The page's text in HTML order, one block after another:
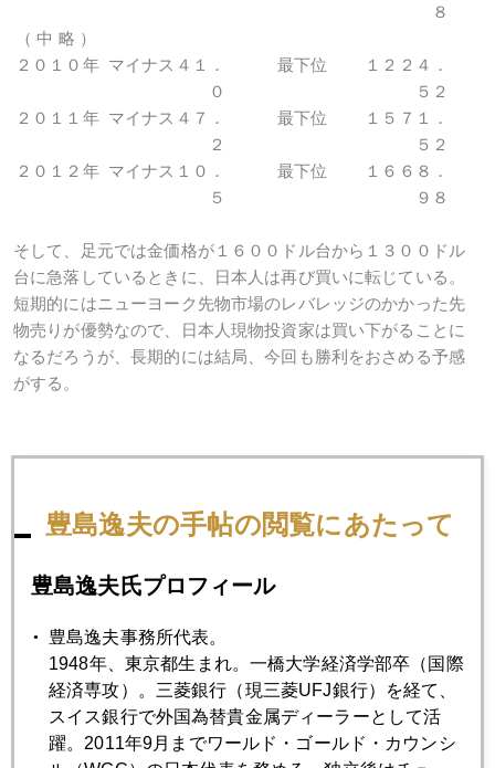
８
（ 中 略 ）
２０１０年 マイナス４１．
０
最下位
１２２４．
５２
２０１１年 マイナス４７．
２
最下位
１５７１．
５２
２０１２年 マイナス１０．
５
最下位
１６６８．
９８
そして、足元では金価格が１６００ドル台から１３００ドル
台に急落しているときに、日本人は再び買いに転じている。
短期的にはニューヨーク先物市場のレバレッジのかかった先
物売りが優勢なので、日本人現物投資家は買い下がることに
なるだろうが、長期的には結局、今回も勝利をおさめる予感
がする。
1月 2月 3月 4月 5月 6月
7月 8月 9月 10月
2013年04月30日
プラチナ急騰 １５００ドル突破
2013年04月26日
豊島逸夫の手帖の閲覧にあたって
豊島逸夫氏プロフィール
豊島逸夫事務所代表。
1948年、東京都生まれ。一橋大学経済学部卒（国際
経済専攻）。三菱銀行（現三菱UFJ銀行）を経て、
スイス銀行で外国為替貴金属ディーラーとして活
躍。2011年9月までワールド・ゴールド・カウンシ